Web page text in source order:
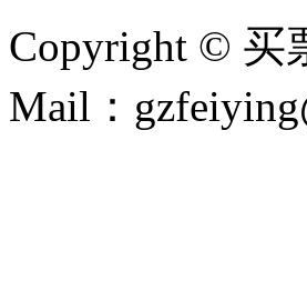
Copyright © 买
Mail：